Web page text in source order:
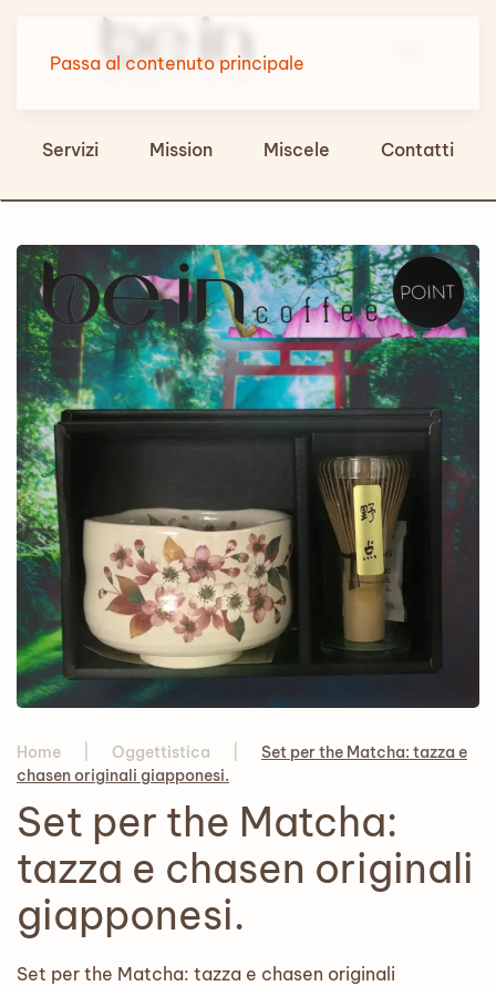
Passa al contenuto principale
Servizi Mission Miscele Contatti
Home Oggettistica
Set per the Matcha: tazza e
chasen originali giapponesi.
Set per the Matcha:
tazza e chasen originali
giapponesi.
Set per the Matcha: tazza e chasen originali